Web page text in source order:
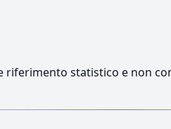
riferimento statistico e non